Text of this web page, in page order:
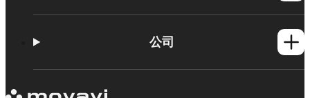
學習平台
公司